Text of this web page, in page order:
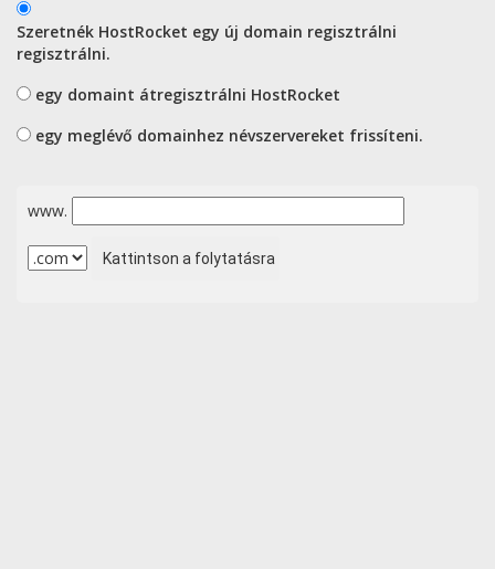
Szeretnék HostRocket egy új domain regisztrálni
regisztrálni.
egy domaint átregisztrálni HostRocket
egy meglévő domainhez névszervereket frissíteni.
www.